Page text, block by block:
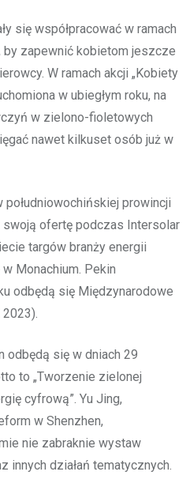
się współpracować w ramach
zapewnić kobietom jeszcze
W ramach akcji „Kobiety
w ubiegłym roku, na
w zielono-fioletowych
nawet kilkuset osób już w
prowincji
swoją ofertę podczas Intersolar
targów branży energii
Monachium. Pekin
odbędą się Międzynarodowe
odbędą się w dniach 29
to „Tworzenie zielonej
cyfrową”. Yu Jing,
w Shenzhen,
nie zabraknie wystaw
innych działań tematycznych.